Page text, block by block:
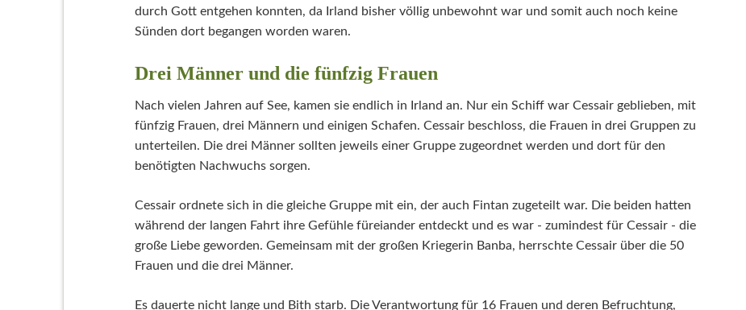
durch Gott entgehen konnten, da Irland bisher völlig unbewohnt war und somit auch noch keine
Sünden dort begangen worden waren.
Drei Männer und die fünfzig Frauen
Nach vielen Jahren auf See, kamen sie endlich in Irland an. Nur ein Schiff war Cessair geblieben, mit
fünfzig Frauen, drei Männern und einigen Schafen. Cessair beschloss, die Frauen in drei Gruppen zu
unterteilen. Die drei Männer sollten jeweils einer Gruppe zugeordnet werden und dort für den
benötigten Nachwuchs sorgen.
Cessair ordnete sich in die gleiche Gruppe mit ein, der auch Fintan zugeteilt war. Die beiden hatten
während der langen Fahrt ihre Gefühle füreiander entdeckt und es war - zumindest für Cessair - die
große Liebe geworden. Gemeinsam mit der großen Kriegerin Banba, herrschte Cessair über die 50
Frauen und die drei Männer.
Es dauerte nicht lange und Bith starb. Die Verantwortung für 16 Frauen und deren Befruchtung,